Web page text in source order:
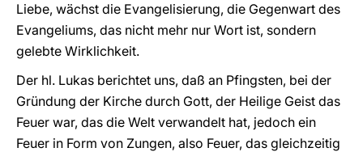
Liebe, wächst die Evangelisierung, die Gegenwart des
Evangeliums, das nicht mehr nur Wort ist, sondern
gelebte Wirklichkeit.
Der hl. Lukas berichtet uns, daß an Pfingsten, bei der
Gründung der Kirche durch Gott, der Heilige Geist das
Feuer war, das die Welt verwandelt hat, jedoch ein
Feuer in Form von Zungen, also Feuer, das gleichzeitig